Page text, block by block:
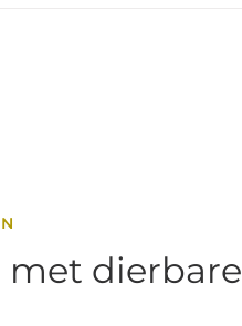
met dierbare